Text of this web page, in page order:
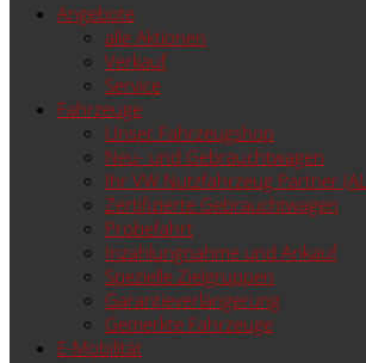
Angebote
alle Aktionen
Verkauf
Service
Fahrzeuge
Unser Fahrzeugshop
Neu- und Gebrauchtwagen
Ihr VW Nutzfahrzeug Partner
Zertifizierte Gebrauchtwagen
Probefahrt
Inzahlungnahme und Ankauf
Spezielle Zielgruppen
Garantieverlängerung
Gemerkte Fahrzeuge
E-Mobilität